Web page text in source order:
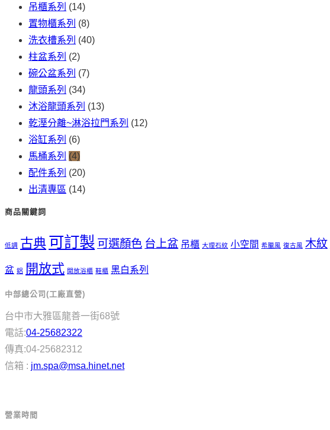
吊櫃系列 (14)
置物櫃系列 (8)
洗衣槽系列 (40)
柱盆系列 (2)
碗公盆系列 (7)
龍頭系列 (34)
沐浴龍頭系列 (13)
乾溼分離~淋浴拉門系列 (12)
浴缸系列 (6)
馬桶系列 (4)
配件系列 (20)
出清專區 (14)
商品關鍵詞
低調 古典 可訂製 可選顏色 台上盆 吊櫃 大理石紋 小空間 希臘風 復古風 木紋
盆 鋁 開放式 開放浴櫃 鞋櫃 黑白系列
中部總公司(工廠直營)
台中市大雅區龍善一街68號
電話:04-25682322
傳真:04-25682312
信箱 : jm.spa@msa.hinet.net
營業時間